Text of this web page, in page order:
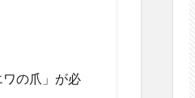
ワの爪」が必